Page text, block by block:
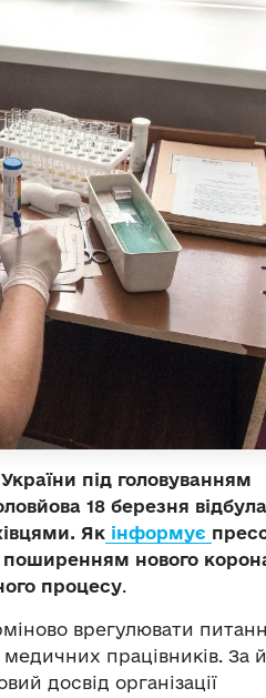
під головуванням
18 березня
Як інформує
нового
процесу.
врегулювати
медичних працівників. За
досвід організації